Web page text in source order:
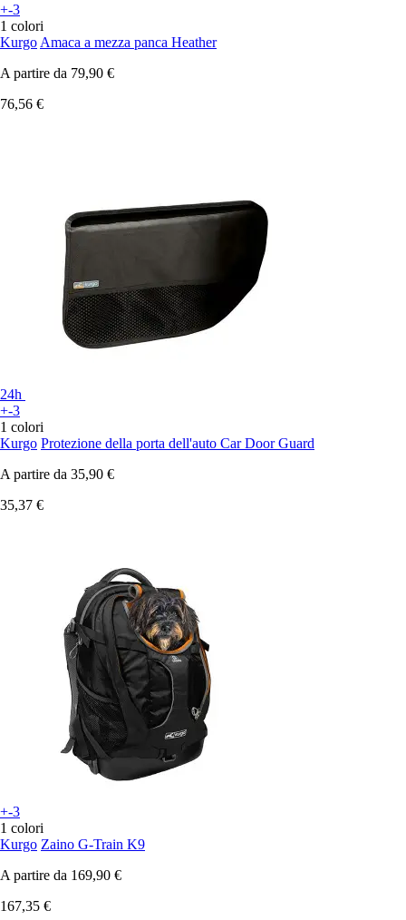
+-3
1 colori
Kurgo Amaca a mezza panca Heather
A partire da 79,90 €
76,56 €
24h
+-3
1 colori
Kurgo Protezione della porta dell'auto Car Door Guard
A partire da 35,90 €
35,37 €
+-3
1 colori
Kurgo Zaino G-Train K9
A partire da 169,90 €
167,35 €